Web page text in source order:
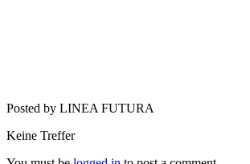
Posted by LINEA FUTURA
Keine Treffer